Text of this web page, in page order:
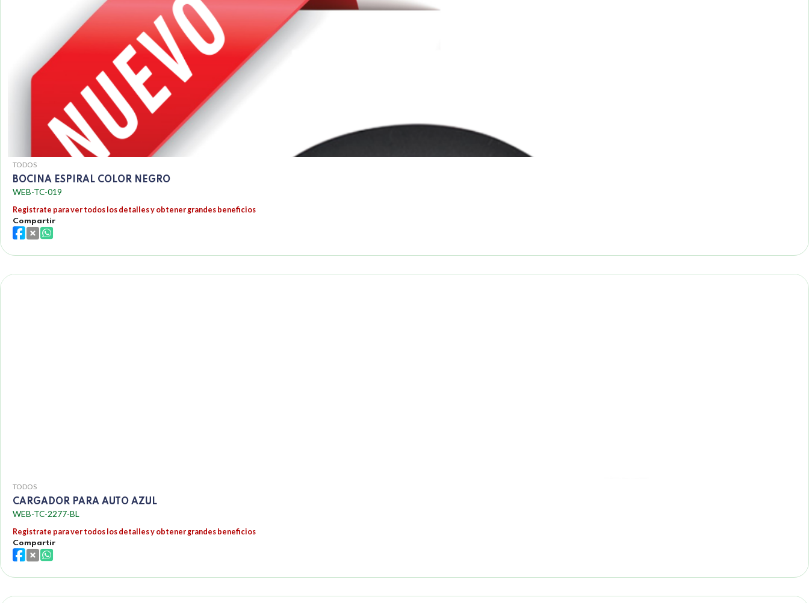
TODOS
BOCINA ESPIRAL COLOR NEGRO
WEB-TC-019
Registrate para ver todos los detalles y obtener grandes beneficios
Compartir
TODOS
CARGADOR PARA AUTO AZUL
WEB-TC-2277-BL
Registrate para ver todos los detalles y obtener grandes beneficios
Compartir